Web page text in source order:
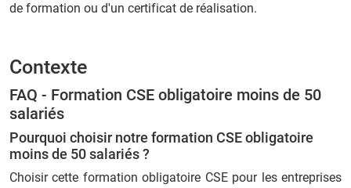
de formation ou d'un certificat de réalisation.
Contexte
FAQ - Formation CSE obligatoire moins de 50
salariés
Pourquoi choisir notre formation CSE obligatoire
moins de 50 salariés ?
Choisir cette formation obligatoire CSE pour les entreprises